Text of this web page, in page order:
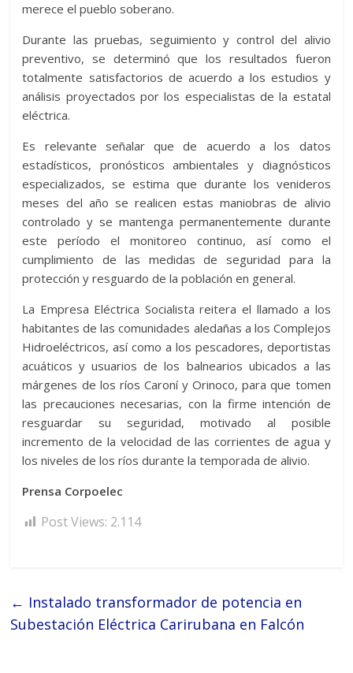
merece el pueblo soberano.
Durante las pruebas, seguimiento y control del alivio
preventivo, se determinó que los resultados fueron
totalmente satisfactorios de acuerdo a los estudios y
análisis proyectados por los especialistas de la estatal
eléctrica.
Es relevante señalar que de acuerdo a los datos
estadísticos, pronósticos ambientales y diagnósticos
especializados, se estima que durante los venideros
meses del año se realicen estas maniobras de alivio
controlado y se mantenga permanentemente durante
este período el monitoreo continuo, así como el
cumplimiento de las medidas de seguridad para la
protección y resguardo de la población en general.
La Empresa Eléctrica Socialista reitera el llamado a los
habitantes de las comunidades aledañas a los Complejos
Hidroeléctricos, así como a los pescadores, deportistas
acuáticos y usuarios de los balnearios ubicados a las
márgenes de los ríos Caroní y Orinoco, para que tomen
las precauciones necesarias, con la firme intención de
resguardar su seguridad, motivado al posible
incremento de la velocidad de las corrientes de agua y
los niveles de los ríos durante la temporada de alivio.
Prensa Corpoelec
Post Views: 2.114
← Instalado transformador de potencia en
Subestación Eléctrica Carirubana en Falcón